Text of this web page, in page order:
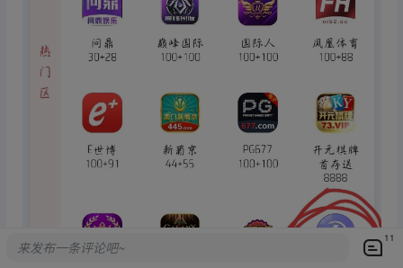
来发布一条评论吧~
11